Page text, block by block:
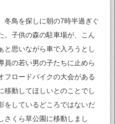
冬鳥を探しに朝の7時半過ぎぐ
。子供の森の駐車場が、こん
と思いながら車で入ろうとし
員の若い男の子たちに止めら
フロードバイクの大会がある
移動してほしいとのことでし
をしているどころではないだ
さくら草公園に移動しまし